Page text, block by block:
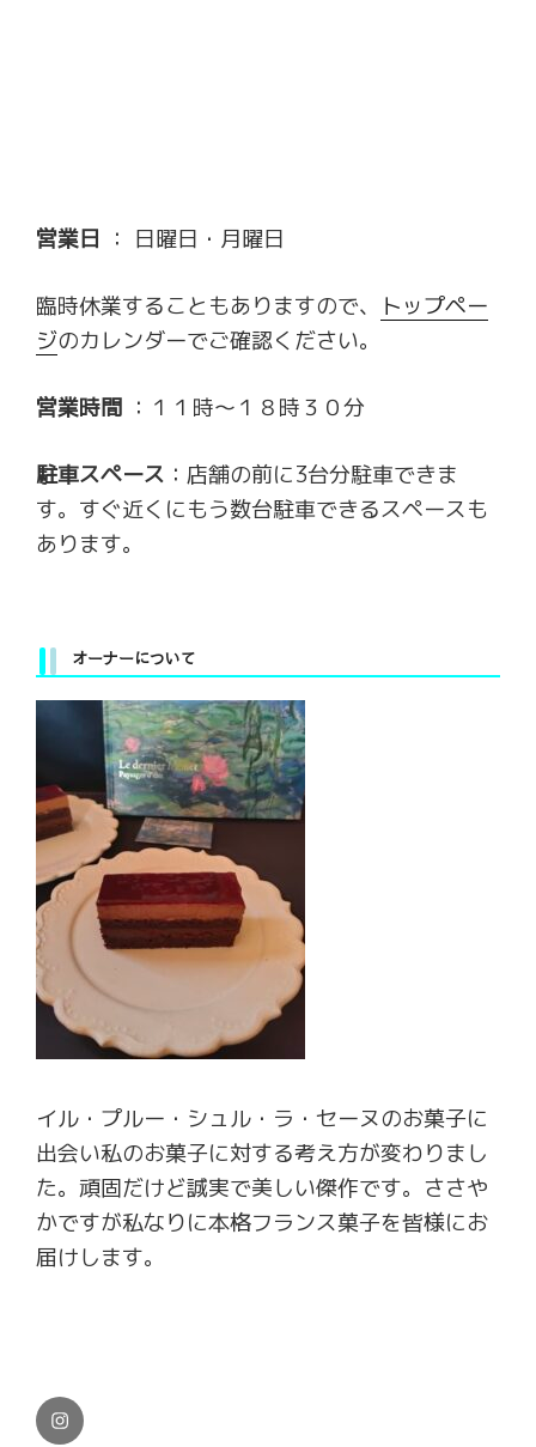
営業日 ： 日曜日・月曜日
臨時休業することもありますので、
トップペー
ジのカレンダーでご確認ください。
営業時間 ：１１時～１８時３０分
駐車スペース ：店舗の前に3台分駐車できま
す。すぐ近くにもう数台駐車できるスペースも
あります。
オーナーについて
イル・プルー・シュル・ラ・セーヌのお菓子に
出会い私のお菓子に対する考え方が変わりまし
た。頑固だけど誠実で美しい傑作です。ささや
かですが私なりに本格フランス菓子を皆様にお
届けします。
Instagram